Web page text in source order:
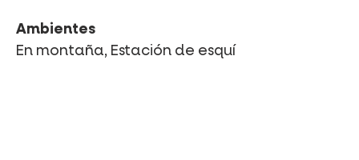
Ambientes
En montaña, Estación de esquí